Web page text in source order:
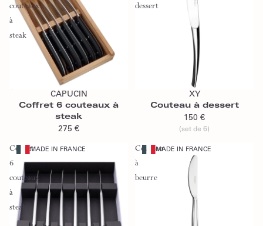
couteaux
à
steak
CAPUCIN
Coffret 6 couteaux à
steak
275 €
dessert
Ajouter au panier
XY
Couteau à dessert
150 €
(set de 6)
Coffret
6
couteaux
à
steak
MADE IN FRANCE
Couteau
à
beurre
MADE IN FRANCE